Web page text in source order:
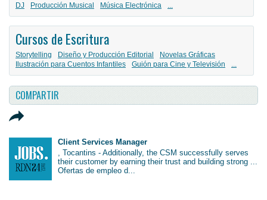
DJ Producción Musical Música Electrónica ...
Cursos de Escritura
Storytelling Diseño y Producción Editorial
Novelas Gráficas
Ilustración para Cuentos Infantiles
Guión para Cine y Televisión ...
COMPARTIR
Client Services Manager
, Tocantins - Additionally, the CSM successfully serves
their customer by earning their trust and building strong ...
Ofertas de empleo d...